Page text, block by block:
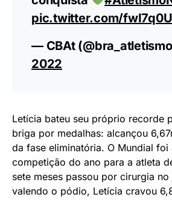
Letícia Oro Melo faz
medalha de Bronze no
Distância em Oregon
cirurgia no joelho, a
pra história do nosso
conquista
pic.twitter.com/
— CBAt